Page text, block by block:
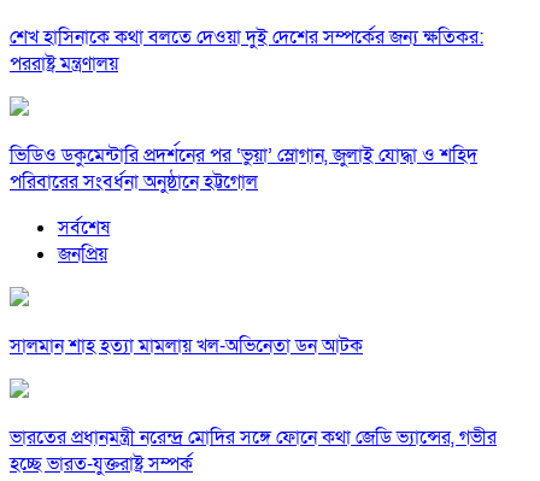
শেখ হাসিনাকে কথা বলতে দেওয়া দুই দেশের সম্পর্কের জন্য ক্ষতিকর:
পররাষ্ট্র মন্ত্রণালয়
ভিডিও ডকুমেন্টারি প্রদর্শনের পর ‘ভুয়া’ স্লোগান, জুলাই যোদ্ধা ও শহিদ
পরিবারের সংবর্ধনা অনুষ্ঠানে হট্টগোল
সর্বশেষ
জনপ্রিয়
সালমান শাহ হত্যা মামলায় খল-অভিনেতা ডন আটক
ভারতের প্রধানমন্ত্রী নরেন্দ্র মোদির সঙ্গে ফোনে কথা জেডি ভ্যান্সের, গভীর
হচ্ছে ভারত-যুক্তরাষ্ট্র সম্পর্ক